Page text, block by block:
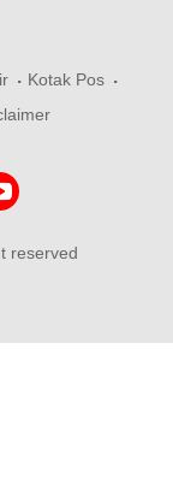
Kotak Pos
reserved